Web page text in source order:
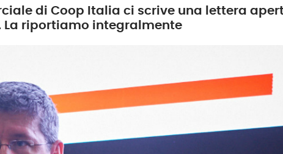
di Coop Italia ci scrive una lettera
La riportiamo integralmente